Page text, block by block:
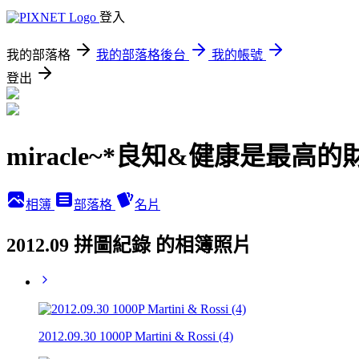
登入
我的部落格 我的部落格後台
我的帳號
登出
miracle~*良知&健康是最高的
相簿 部落格 名片
2012.09 拼圖紀錄 的相簿照片
2012.09.30 1000P Martini & Rossi (4)